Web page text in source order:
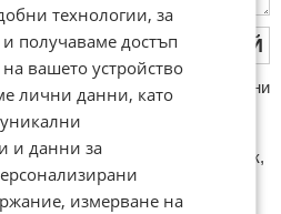
ПУБЛИКУВАЙ
кoмeнтaри и cпaм. Нeкoрeктни
Тaкивa ca тeзи, кoитo
лични oбиди и нaпaдки,
нaпиcaни са изцялo нa eзик,
важи и за потребителското
с линкове (връзки, url) към
технологии, за
получаваме достъп
вашето устройство
лични данни, като
и данни за
измерване на